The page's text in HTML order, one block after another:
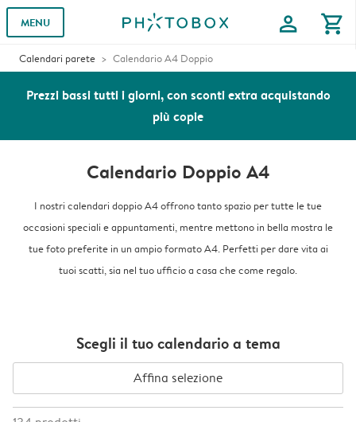
MENU profile shopping_cart
Calendari parete Calendario A4 Doppio
Prezzi bassi tutti i giorni, con sconti extra acquistando
più copie
Calendario Doppio A4
I nostri calendari doppio A4 offrono tanto spazio per tutte le tue
occasioni speciali e appuntamenti, mentre mettono in bella mostra le
tue foto preferite in un ampio formato A4. Perfetti per dare vita ai
tuoi scatti, sia nel tuo ufficio a casa che come regalo.
Scegli il tuo calendario a tema
Affina selezione